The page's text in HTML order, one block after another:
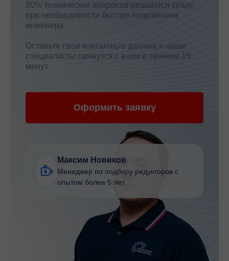
80% технических вопросов решаются сразу,
при необходимости быстро подключаем
инженера.
Оставьте свои контактные данные и наши
специалисты свяжутся с вами в течение 15
минут.
Оформить заявку
Максим Новиков
Менеджер по подбору редукторов с
опытом более 5 лет.